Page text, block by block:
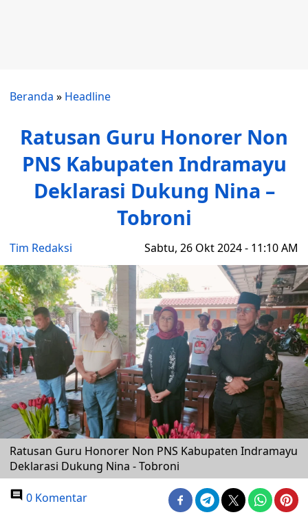
Beranda » Headline
Ratusan Guru Honorer Non
PNS Kabupaten Indramayu
Deklarasi Dukung Nina –
Tobroni
Tim Redaksi Sabtu, 26 Okt 2024 - 11:10 AM
Ratusan Guru Honorer Non PNS Kabupaten Indramayu
Deklarasi Dukung Nina - Tobroni
0 Komentar